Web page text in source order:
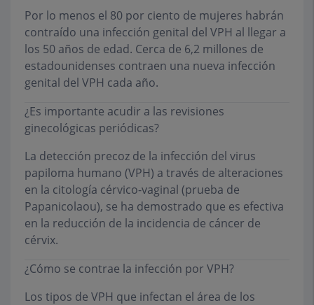
Por lo menos el 80 por ciento de mujeres habrán
contraído una infección genital del VPH al llegar a
los 50 años de edad. Cerca de 6,2 millones de
estadounidenses contraen una nueva infección
genital del VPH cada año.
¿Es importante acudir a las revisiones
ginecológicas periódicas?
La detección precoz de la infección del virus
papiloma humano (VPH) a través de alteraciones
en la citología cérvico-vaginal (prueba de
Papanicolaou), se ha demostrado que es efectiva
en la reducción de la incidencia de cáncer de
cérvix.
¿Cómo se contrae la infección por VPH?
Los tipos de VPH que infectan el área de los